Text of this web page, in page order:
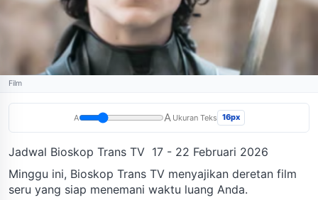
Film
A A Ukuran Teks 16px
Jadwal Bioskop Trans TV 17 - 22 Februari 2026
Minggu ini, Bioskop Trans TV menyajikan deretan film
seru yang siap menemani waktu luang Anda.